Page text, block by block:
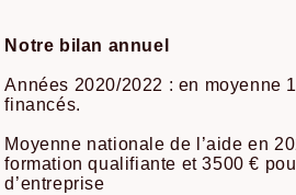
Notre bilan annuel
Années 2020/2022 : en moyenne
financés.
Moyenne nationale de l’aide en
formation qualifiante et 3500 €
d’entreprise